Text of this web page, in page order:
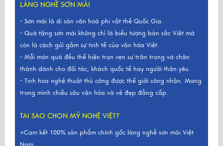
LÀNG NGHỀ SƠN MÀI
- Sơn mài là di sản văn hoá phi vật thể Quốc Gia.
- Quà tặng sơn mài không chỉ là biểu tượng bản sắc Việt mà
còn là cách gửi gắm sự tinh tế của văn hóa Việt.
- Mỗi món quà đều thể hiện trọn vẹn sự trân trọng và chân
thành dành cho đối tác, khách quốc tế hay người thân yêu.
- Tinh hoa nghệ thuật thủ công được thế giới công nhận. Mang
trong mình chiều sâu văn hóa và vẻ đẹp đẳng cấp.
TẠI SAO CHỌN MỸ NGHỆ VIỆT?
⭐Cam kết 100% sản phẩm chính gốc làng nghề sơn mài Việt